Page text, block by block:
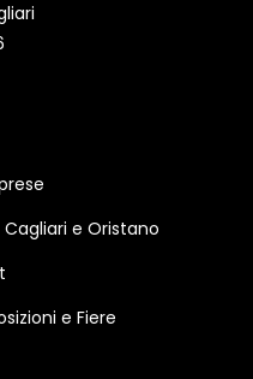
e Oristano
e Fiere